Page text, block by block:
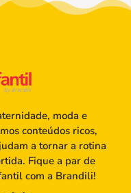
moda e
conteúdos ricos,
a tornar a rotina
Fique a par de
com a Brandili!